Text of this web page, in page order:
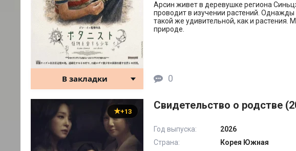
Арсин живет в деревушке региона
проводит в изучении растений.
такой же удивительной, как и
природе.
В закладки 0
+13 Свидетельство о родстве
Год выпуска:
2026
Страна:
Корея Южная